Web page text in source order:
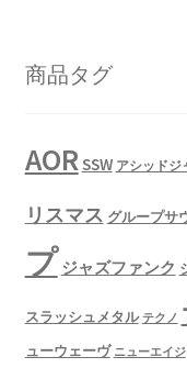
商品タグ
AORSSW アシッドジ
リスマス グループサ
プ ジャズファンク
スラッシュメタル テクノ
ューウェーヴ ニューエイジ